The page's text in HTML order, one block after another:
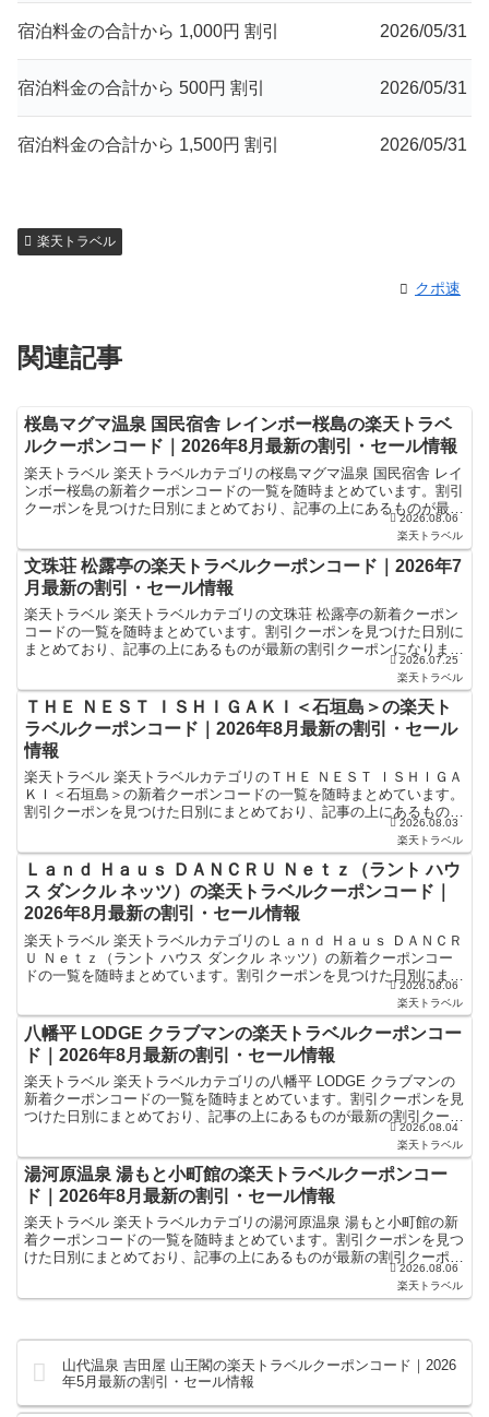
宿泊料金の合計から 1,000円 割引 2026/05/31
宿泊料金の合計から 500円 割引 2026/05/31
宿泊料金の合計から 1,500円 割引 2026/05/31
楽天トラベル
クポ速
関連記事
桜島マグマ温泉 国民宿舎 レインボー桜島の楽天トラベ
ルクーポンコード｜2026年8月最新の割引・セール情報
楽天トラベル 楽天トラベルカテゴリの桜島マグマ温泉 国民宿舎 レイ
ンボー桜島の新着クーポンコードの一覧を随時まとめています。割引
クーポンを見つけた日別にまとめており、記事の上にあるものが最新
の割引クーポンになります。ホテル・旅館宿泊の予約な... 2026.08.06
楽天トラベル
文珠荘 松露亭の楽天トラベルクーポンコード｜2026年7
月最新の割引・セール情報
楽天トラベル 楽天トラベルカテゴリの文珠荘 松露亭の新着クーポン
コードの一覧を随時まとめています。割引クーポンを見つけた日別に
まとめており、記事の上にあるものが最新の割引クーポンになりま
す。ホテル・旅館宿泊の予約などで使えるクーポンやセール...2026.07.25
楽天トラベル
ＴＨＥ ＮＥＳＴ ＩＳＨＩＧＡＫＩ＜石垣島＞の楽天ト
ラベルクーポンコード｜2026年8月最新の割引・セール
情報
楽天トラベル 楽天トラベルカテゴリのＴＨＥ ＮＥＳＴ ＩＳＨＩＧＡ
ＫＩ＜石垣島＞の新着クーポンコードの一覧を随時まとめています。
割引クーポンを見つけた日別にまとめており、記事の上にあるものが
最新の割引クーポンになります。ホテル・旅館宿泊の予...
2026.08.03
楽天トラベル
Ｌａｎｄ Ｈａｕｓ ＤＡＮＣＲＵ Ｎｅｔｚ（ラント ハウ
ス ダンクル ネッツ）の楽天トラベルクーポンコード｜
2026年8月最新の割引・セール情報
楽天トラベル 楽天トラベルカテゴリのＬａｎｄ Ｈａｕｓ ＤＡＮＣＲ
Ｕ Ｎｅｔｚ（ラント ハウス ダンクル ネッツ）の新着クーポンコー
ドの一覧を随時まとめています。割引クーポンを見つけた日別にまと
2026.08.06
楽天トラベル
八幡平 LODGE クラブマンの楽天トラベルクーポンコー
ド｜2026年8月最新の割引・セール情報
楽天トラベル 楽天トラベルカテゴリの八幡平 LODGE クラブマンの
新着クーポンコードの一覧を随時まとめています。割引クーポンを見
つけた日別にまとめており、記事の上にあるものが最新の割引クーポ
2026.08.04
楽天トラベル
湯河原温泉 湯もと小町館の楽天トラベルクーポンコー
ド｜2026年8月最新の割引・セール情報
楽天トラベル 楽天トラベルカテゴリの湯河原温泉 湯もと小町館の新
着クーポンコードの一覧を随時まとめています。割引クーポンを見つ
けた日別にまとめており、記事の上にあるものが最新の割引クーポン
になります。ホテル・旅館宿泊の予約などで使えるクーポ...2026.08.06
楽天トラベル
山代温泉 吉田屋 山王閣の楽天トラベルクーポンコード｜2026
年5月最新の割引・セール情報